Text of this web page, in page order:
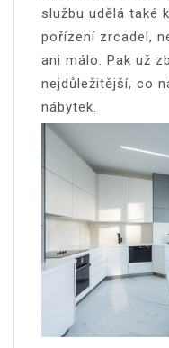
službu udělá také
pořízení zrcadel,
ani málo. Pak už
nejdůležitější, co
nábytek.